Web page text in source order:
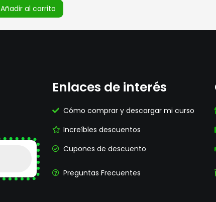
Añadir al carrito
Enlaces de interés
Cómo comprar y descargar mi curso
Increíbles descuentos
Cupones de descuento
Preguntas Frecuentes